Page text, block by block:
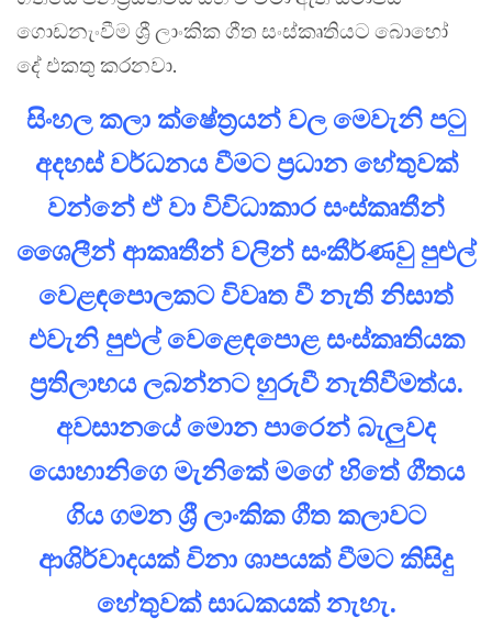
ගොඩනැංවීම ශ්‍රී ලාංකික ගීත සංස්කෘතියට බොහෝ
දේ එකතු කරනවා.
සිංහල කලා ක්ෂේත්‍රයන් වල මෙවැනි පටු
අදහස් වර්ධනය වීමට ප්‍රධාන හේතුවක්
වන්නේ ඒ වා විවිධාකාර සංස්කෘතීන්
ශෛලීන් ආකෘතීන් වලින් සංකීර්ණවු පුළුල්
වෙළඳපොලකට විවෘත වී නැති නිසාත්
එවැනි පුළුල් වෙළෙඳපොළ සංස්කෘතියක
ප්‍රතිලාභය ලබන්නට හුරුවී නැතිවීමත්ය.
අවසානයේ මොන පාරෙන් බැලුවද
යොහානිගෙ මැනිකේ මගේ හිතේ ගීතය
ගිය ගමන ශ්‍රී ලාංකික ගීත කලාවට
ආශිර්වාදයක් විනා ශාපයක් වීමට කිසිදු
හේතුවක් සාධකයක් නැහැ.